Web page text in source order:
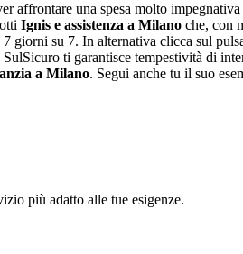
affrontare una spesa molto
Ignis e assistenza a Milano che, con
7 giorni su 7. In alternativa clicca sul
ti garantisce tempestività di
a Milano. Segui anche tu il suo
più adatto alle tue esigenze.